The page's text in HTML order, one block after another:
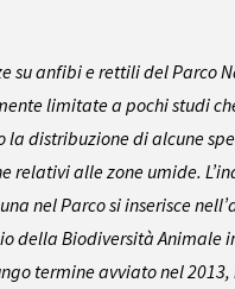
su anfibi e rettili del Parco
limitate a pochi studi
la distribuzione di alcune
relativi alle zone umide.
nel Parco si inserisce
della Biodiversità Animale
termine avviato nel